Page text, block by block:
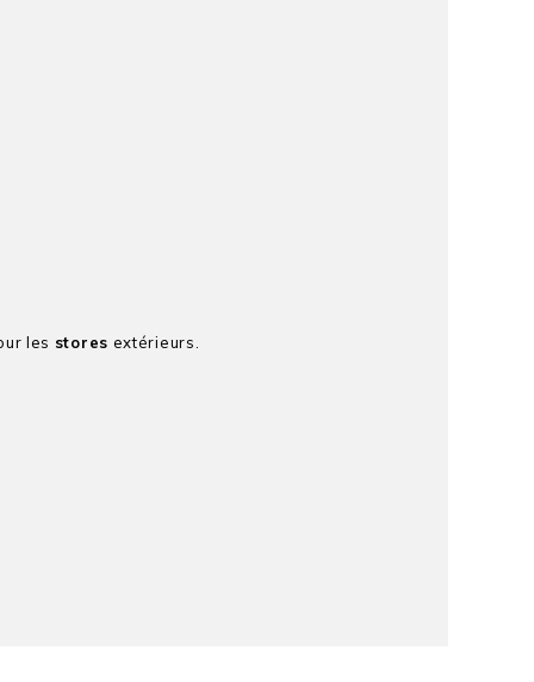
les stores extérieurs.